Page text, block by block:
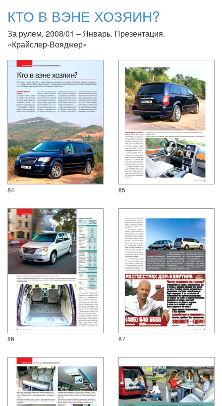
КТО В ВЭНЕ ХОЗЯИН?
За рулем, 2008/01 – Январь. Презентация.
«Крайслер-Вояджер»
84 85
86 87